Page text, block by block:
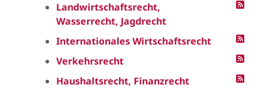
Landwirtschaftsrecht,
Wasserrecht, Jagdrecht
Internationales Wirtschaftsrecht
Verkehrsrecht
Haushaltsrecht, Finanzrecht